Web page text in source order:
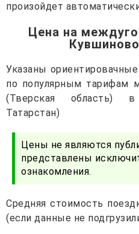
произойдет
Цена на
Указаны
по популярным тарифам
(Тверская область)
Татарстан)
Цены не являются
представлены
ознакомления.
Средняя стоимость
(если данные не